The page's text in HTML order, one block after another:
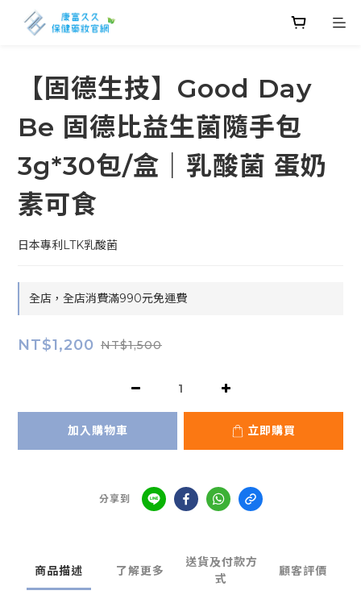
【固德生技】Good Day
Be 固德比益生菌隨手包
3g*30包/盒｜乳酸菌 蛋奶
素可食
日本專利LTK乳酸菌
全店，全店消費滿990元免運費
NT$1,200 NT$1,500
加入購物車 立即購買
分享到
商品描述 了解更多
送貨及付款方
式
顧客評價